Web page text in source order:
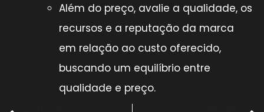
Além do preço, avalie a qualidade, os
recursos e a reputação da marca
em relação ao custo oferecido,
buscando um equilíbrio entre
qualidade e preço.